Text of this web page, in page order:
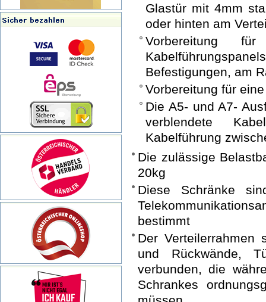
Glastür mit 4mm
oder hinten am
Vorbereitung
Befestigungen, am
Vorbereitung für
Die A5- und A7-
verblendete
Kabelführung
Die zulässige
20kg
Diese Schränke
bestimmt
Der Verteilerrahmen
und Rückwände,
verbunden, die
Schrankes